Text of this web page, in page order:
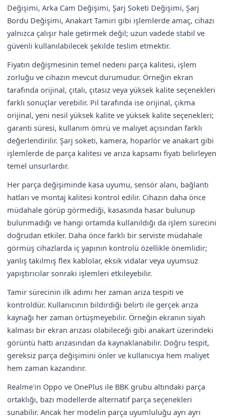
Değişimi, Arka Cam Değişimi, Şarj Soketi Değişimi, Şarj
Bordu Değişimi, Anakart Tamiri gibi işlemlerde amaç, cihazı
yalnızca çalışır hale getirmek değil; uzun vadede stabil ve
güvenli kullanılabilecek şekilde teslim etmektir.
Fiyatın değişmesinin temel nedeni parça kalitesi, işlem
zorluğu ve cihazın mevcut durumudur. Örneğin ekran
tarafında orijinal, çıtalı, çıtasız veya yüksek kalite seçenekleri
farklı sonuçlar verebilir. Pil tarafında ise orijinal, çıkma
orijinal, yeni nesil yüksek kalite ve yüksek kalite seçenekleri;
garanti süresi, kullanım ömrü ve maliyet açısından farklı
değerlendirilir. Şarj soketi, kamera, hoparlör ve anakart gibi
işlemlerde de parça kalitesi ve arıza kapsamı fiyatı belirleyen
temel unsurlardır.
Her parça değişiminde kasa uyumu, sensör alanı, bağlantı
hatları ve montaj kalitesi kontrol edilir. Cihazın daha önce
müdahale görüp görmediği, kasasında hasar bulunup
bulunmadığı ve hangi ortamda kullanıldığı da işlem sürecini
doğrudan etkiler. Daha önce farklı bir serviste müdahale
görmüş cihazlarda iç yapının kontrolü özellikle önemlidir;
yanlış takılmış flex kablolar, eksik vidalar veya uyumsuz
yapıştırıcılar sonraki işlemleri etkileyebilir.
Tamir sürecinin ilk adımı her zaman arıza tespiti ve
kontroldür. Kullanıcının bildirdiği belirti ile gerçek arıza
kaynağı her zaman örtüşmeyebilir. Örneğin ekranın siyah
kalması bir ekran arızası olabileceği gibi anakart üzerindeki
görüntü hattı arızasından da kaynaklanabilir. Doğru tespit,
gereksiz parça değişimini önler ve kullanıcıya hem maliyet
hem zaman kazandırır.
Realme'in Oppo ve OnePlus ile BBK grubu altındaki parça
ortaklığı, bazı modellerde alternatif parça seçenekleri
sunabilir. Ancak her modelin parça uyumluluğu ayrı ayrı